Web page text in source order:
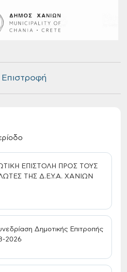
ΕΠΙΣΤΟΛΗ ΠΡΟΣ ΤΟΥΣ
ΤΗΣ Δ.Ε.Υ.Α. ΧΑΝΙΩΝ
Δημοτικής Επιτροπής
2026